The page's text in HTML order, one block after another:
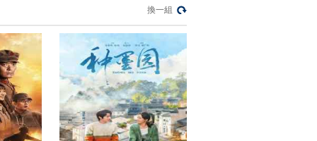
教你看懂食品標籤莫
中計
健康之路
“沉睡”4年保單的時效
之爭
換一組